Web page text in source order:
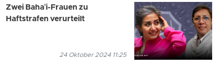
Zwei Baha'i-Frauen zu
Haftstrafen verurteilt
24 Oktober 2024 11:25